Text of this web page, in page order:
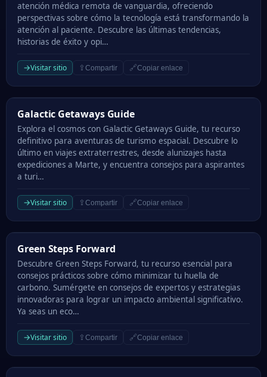
atención médica remota de vanguardia, ofreciendo
perspectivas sobre cómo la tecnología está transformando la
atención al paciente. Descubre las últimas tendencias,
historias de éxito y opi…
→Visitar sitio ⇪ Compartir 🔗Copiar enlace
Galactic Getaways Guide
Galactic Getaways Guide
Explora el cosmos con Galactic Getaways Guide, tu recurso
definitivo para aventuras de turismo espacial. Descubre lo
último en viajes extraterrestres, desde alunizajes hasta
expediciones a Marte, y encuentra consejos para aspirantes
a turi…
→Visitar sitio ⇪ Compartir 🔗Copiar enlace
Green Steps Forward
Green Steps Forward
Descubre Green Steps Forward, tu recurso esencial para
consejos prácticos sobre cómo minimizar tu huella de
carbono. Sumérgete en consejos de expertos y estrategias
innovadoras para lograr un impacto ambiental significativo.
Ya seas un eco…
→Visitar sitio ⇪ Compartir 🔗Copiar enlace